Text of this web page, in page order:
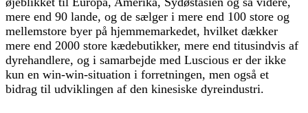
mere end 90 lande, og de sælger i mere end 100 store og
mellemstore byer på hjemmemarkedet, hvilket dækker
mere end 2000 store kædebutikker, mere end titusindvis af
dyrehandlere, og i samarbejde med Luscious er der ikke
kun en win-win-situation i forretningen, men også et
bidrag til udviklingen af ​​den kinesiske dyreindustri.